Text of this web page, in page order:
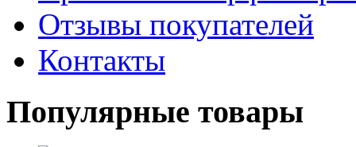
Отзывы покупателей
Контакты
Популярные товары